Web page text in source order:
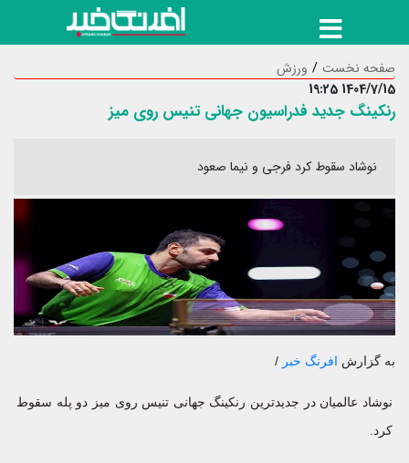
صفحه نخست
ورزش
1404/7/15 19:25
رنکینگ جدید فدراسیون جهانی تنیس روی میز
نوشاد سقوط کرد فرجی و نیما صعود
به گزارش افرنگ خبر /
نوشاد عالمیان در جدیدترین رنکینگ جهانی تنیس روی میز دو پله سقوط
کرد.